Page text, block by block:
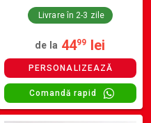
Livrare în 2-3 zile
de la 4499 lei
PERSONALIZEAZĂ
Comandă rapid